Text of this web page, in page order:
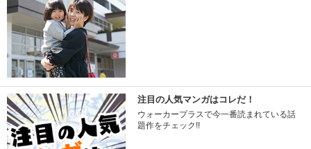
注目の人気マンガはコレだ！
ウォーカープラスで今一番読まれている話
題作をチェック!!